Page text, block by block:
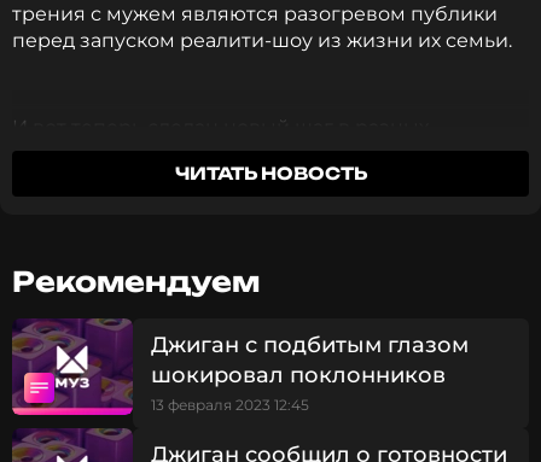
трения с мужем являются разогревом публики
перед запуском реалити-шоу из жизни их семьи.
И вот теперь сделан новый шаг в разных
направлениях. Блогерша и бизнес-леди уледела
на отдых в Сочи, забрав с собой четырех детей
проблемы.
«Я сейчас нахожусь в максимально странном
состоянии и не могу быть до конца откровенной
с вами. Но, я думаю, вы и так все понимаете. И
какое счастье, что у меня есть такая прекрасная
поддерживающая семья», - сообщила Оксана
ЧИТАТЬ НОВОСТЬ
Рекомендуем
Джиган с подбитым глазом
шокировал поклонников
13 февраля 2023 12:45
Джиган сообщил о готовности